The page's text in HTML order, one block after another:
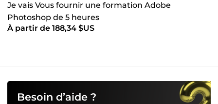
Je vais Vous fournir une formation Adobe
Photoshop de 5 heures
À partir de 188,34 $US
Besoin d’aide ?